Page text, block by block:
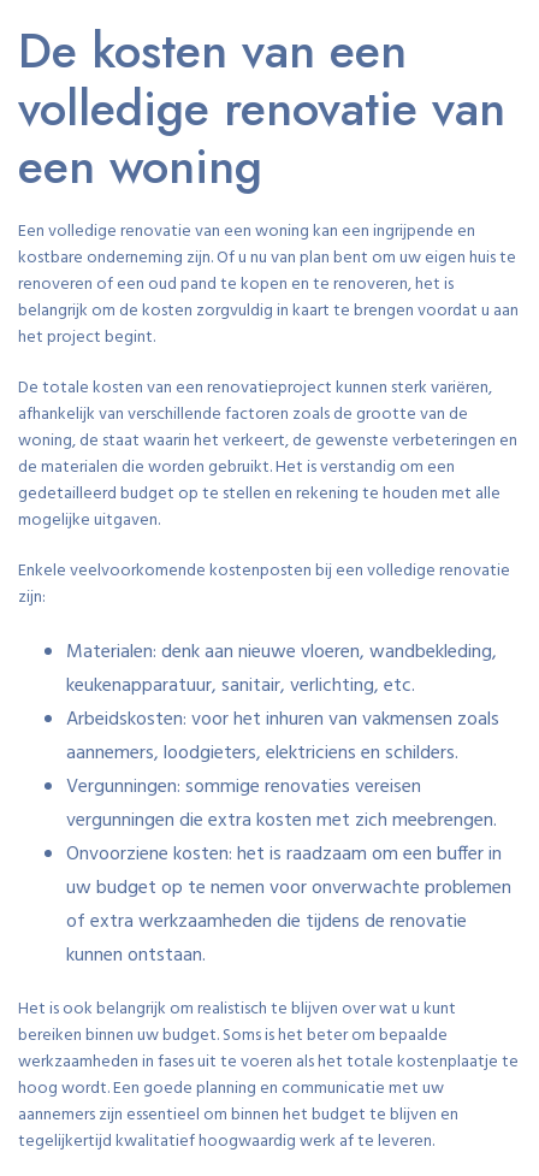
De kosten van een
volledige renovatie van
een woning
Een volledige renovatie van een woning kan een ingrijpende en
kostbare onderneming zijn. Of u nu van plan bent om uw eigen huis te
renoveren of een oud pand te kopen en te renoveren, het is
belangrijk om de kosten zorgvuldig in kaart te brengen voordat u aan
het project begint.
De totale kosten van een renovatieproject kunnen sterk variëren,
afhankelijk van verschillende factoren zoals de grootte van de
woning, de staat waarin het verkeert, de gewenste verbeteringen en
de materialen die worden gebruikt. Het is verstandig om een
gedetailleerd budget op te stellen en rekening te houden met alle
mogelijke uitgaven.
Enkele veelvoorkomende kostenposten bij een volledige renovatie
zijn:
Materialen: denk aan nieuwe vloeren, wandbekleding,
keukenapparatuur, sanitair, verlichting, etc.
Arbeidskosten: voor het inhuren van vakmensen zoals
aannemers, loodgieters, elektriciens en schilders.
Vergunningen: sommige renovaties vereisen
vergunningen die extra kosten met zich meebrengen.
Onvoorziene kosten: het is raadzaam om een buffer in
uw budget op te nemen voor onverwachte problemen
of extra werkzaamheden die tijdens de renovatie
kunnen ontstaan.
Het is ook belangrijk om realistisch te blijven over wat u kunt
bereiken binnen uw budget. Soms is het beter om bepaalde
werkzaamheden in fases uit te voeren als het totale kostenplaatje te
hoog wordt. Een goede planning en communicatie met uw
aannemers zijn essentieel om binnen het budget te blijven en
tegelijkertijd kwalitatief hoogwaardig werk af te leveren.